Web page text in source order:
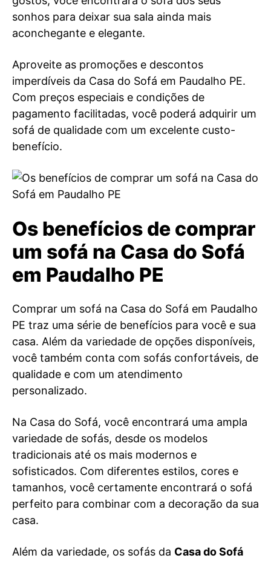
sonhos para deixar sua sala ainda mais
aconchegante e elegante.
Aproveite as promoções e descontos
imperdíveis da Casa do Sofá em Paudalho PE.
Com preços especiais e condições de
pagamento facilitadas, você poderá adquirir um
sofá de qualidade com um excelente custo-
benefício.
Os benefícios de comprar
um sofá na Casa do Sofá
em Paudalho PE
Comprar um sofá na Casa do Sofá em Paudalho
PE traz uma série de benefícios para você e sua
casa. Além da variedade de opções disponíveis,
você também conta com sofás confortáveis, de
qualidade e com um atendimento
personalizado.
Na Casa do Sofá, você encontrará uma ampla
variedade de sofás, desde os modelos
tradicionais até os mais modernos e
sofisticados. Com diferentes estilos, cores e
tamanhos, você certamente encontrará o sofá
perfeito para combinar com a decoração da sua
casa.
Além da variedade, os sofás da Casa do Sofá